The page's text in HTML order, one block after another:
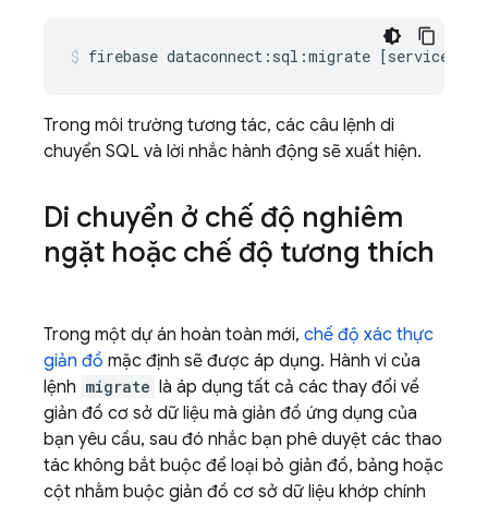
firebase dataconnect:sql:migrate [serviceId
Trong môi trường tương tác, các câu lệnh di
chuyển SQL và lời nhắc hành động sẽ xuất hiện.
Di chuyển ở chế độ nghiêm
ngặt hoặc chế độ tương thích
Trong một dự án hoàn toàn mới, chế độ xác thực
giản đồ mặc định sẽ được áp dụng. Hành vi của
lệnh migrate là áp dụng tất cả các thay đổi về
giản đồ cơ sở dữ liệu mà giản đồ ứng dụng của
bạn yêu cầu, sau đó nhắc bạn phê duyệt các thao
tác không bắt buộc để loại bỏ giản đồ, bảng hoặc
cột nhằm buộc giản đồ cơ sở dữ liệu khớp chính